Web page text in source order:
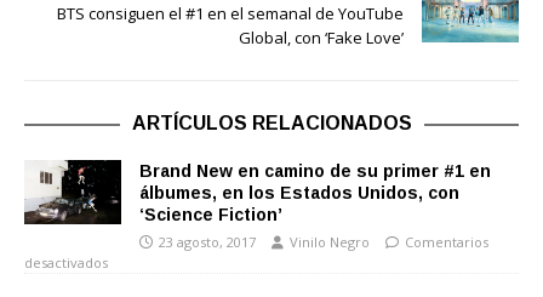
BTS consiguen el #1 en el semanal de YouTube
Global, con ‘Fake Love’
ARTÍCULOS RELACIONADOS
Brand New en camino de su primer #1 en
álbumes, en los Estados Unidos, con
‘Science Fiction’
23 agosto, 2017 Vinilo Negro
Comentarios
desactivados